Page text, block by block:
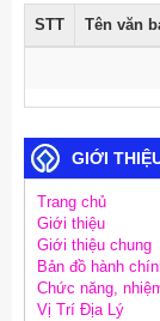
STT Tên văn
GIỚI
Trang chủ
Giới thiệu
Giới thiệu chung
Bản đồ hành
Chức năng,
Vị Trí Địa Lý